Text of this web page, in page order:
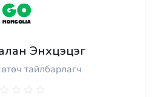
Энхцэцэг
тайлбарлагч